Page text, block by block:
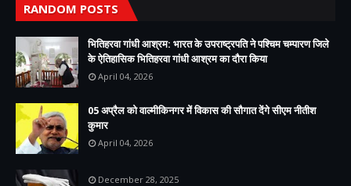
RANDOM POSTS
भितिहरवा गांधी आश्रम: भारत के उपराष्ट्रपति ने पश्चिम चम्पारण जिले
के ऐतिहासिक भितिहरवा गांधी आश्रम का दौरा किया
April 04, 2026
05 अप्रैल को वाल्मीकिनगर में विकास की सौगात देंगे सीएम नीतीश
कुमार
April 04, 2026
December 28, 2025